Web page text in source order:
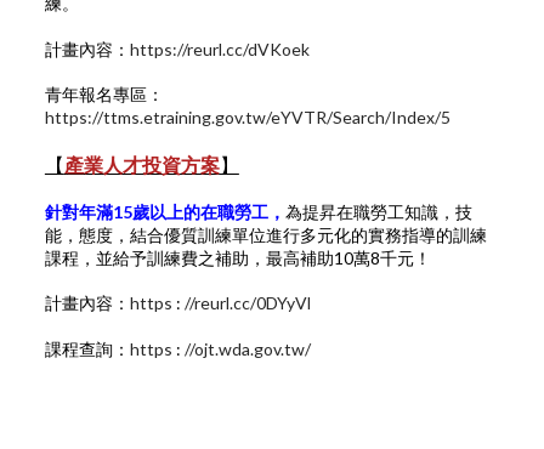
計畫內容： https://reurl.cc/dVKoek
青年報名專區：
https://ttms.etraining.gov.tw/eYVTR/Search/Index/5
【產業人才投資方案】
針對年滿15歲以上的在職勞工， 為提昇在職勞工知識，技
能，態度，結合優質訓練單位進行多元化的實務指導的訓練
課程，並給予訓練費之補助，最高補助10萬8千元！
計畫內容： https : //reurl.cc/0DYyVl
課程查詢： https : //ojt.wda.gov.tw/